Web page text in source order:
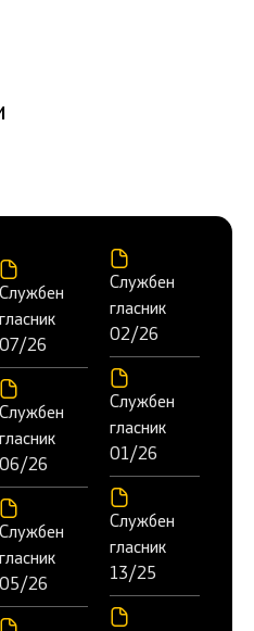
Службен
гласник
07/26
Службен
гласник
06/26
Службен
гласник
05/26
Службен
гласник
02/26
Службен
гласник
01/26
Службен
гласник
13/25